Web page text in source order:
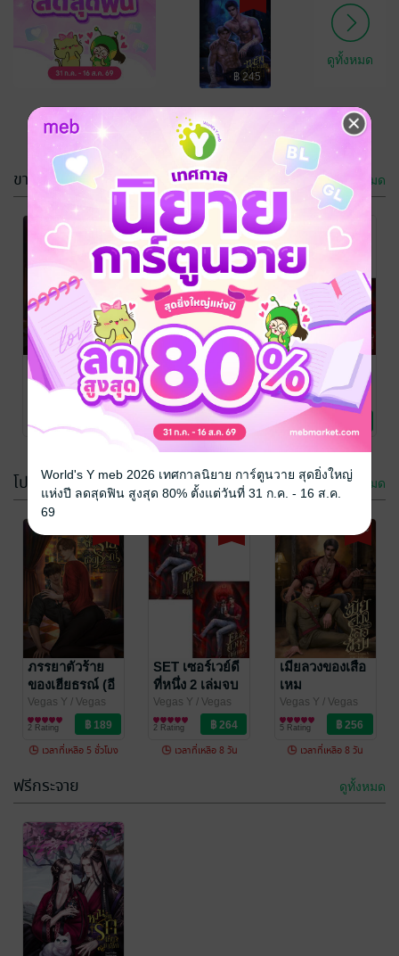
Vegas Y / Vegas
(เวกัส)
นิยายวาย Boy
Love / Yaoi
/ Vegas
นิยายวาย Boy
฿ 245
ดูทั้งหมด
เหลืออีก 8 วัน
ขายดี ดูทั้งหมด
-52%
ภรรยาตัวร้าย
ของเฮียธรณ์ (อี
นิกม่า×อัลฟ่า)
/ Vegas
Love / Yaoi
2 Rating
-49%
เม่นจะจีบเธอ
(Enigma x
Alpha)
Vegas Y/ Vegas
(เวกัส)
นิยายวาย Boy
Love / Yaoi
1 Rating
SET เซอร์เวย์ดี
ที่หนึ่ง 2 เล่มจบ
Vegas Y/ Vegas
(เวกัส)
นิยายวาย Boy
Love / Yaoi
2 Rating
-36%
เมียลวงของเสือ
เหม
(อัลฟ่า×อัลฟ่า)
Vegas Y/ Vegas
(เวกัส)
นิยายวาย Boy
Love / Yaoi
5 Rating
หวนคืนรักเคียง
บัลลังก์ เล่ม 2
จบ (Mpreg)
Vegas Y/ Vegas
(เวกัส)
นิยายวาย Boy
Love / Yaoi
10 Rating
โปรโมชัน ดูทั้งหมด
ภรรยาตัวร้าย
ของเฮียธรณ์ (อี
นิกม่า×อัลฟ่า)
Vegas Y / Vegas
(เวกัส)
นิยายวาย Boy
Love / Yaoi
2 Rating
เวลาที่เหลือ 5 ชั่วโมง
SET เซอร์เวย์ดี
ที่หนึ่ง 2 เล่มจบ
Vegas Y / Vegas
(เวกัส)
นิยายวาย Boy
Love / Yaoi
2 Rating
เวลาที่เหลือ 8 วัน
-36%
เมียลวงของเสือ
เหม
(อัลฟ่า×อัลฟ่า)
Vegas Y / Vegas
(เวกัส)
นิยายวาย Boy
Love / Yaoi
5 Rating
เวลาที่เหลือ 8 วัน
เมียจำยอมของ
เสือเพชร
ฟรีกระจาย ดูทั้งหมด
World's Y meb 2026 เทศกาลนิยาย การ์ตูนวาย สุดยิ่งใหญ่
แห่งปี ลดสุดฟิน สูงสุด 80% ตั้งแต่วันที่ 31 ก.ค. - 16 ส.ค.
69